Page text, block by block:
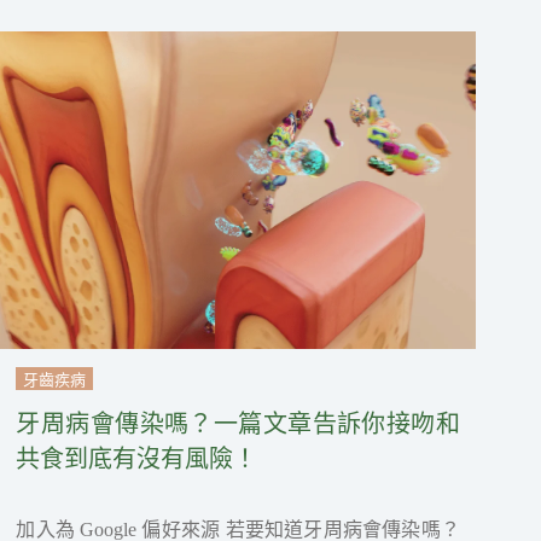
牙齒疾病
牙周病會傳染嗎？一篇文章告訴你接吻和
共食到底有沒有風險！
加入為 Google 偏好來源 若要知道牙周病會傳染嗎？